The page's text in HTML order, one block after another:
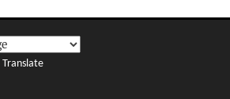
Translate